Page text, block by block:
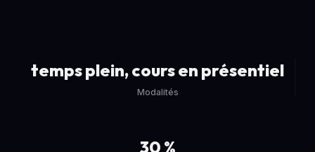
temps plein, cours en présentiel
Modalités
30 %